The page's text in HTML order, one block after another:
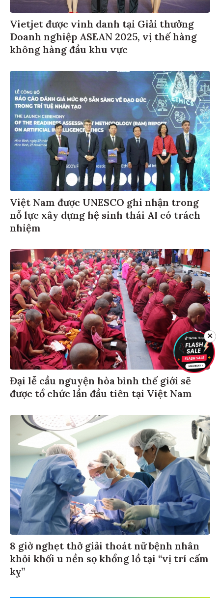
Vietjet được vinh danh tại Giải thưởng
Doanh nghiệp ASEAN 2025, vị thế hàng
không hàng đầu khu vực
Việt Nam được UNESCO ghi nhận trong
nỗ lực xây dựng hệ sinh thái AI có trách
nhiệm
Đại lễ cầu nguyện hòa bình thế giới sẽ
được tổ chức lần đầu tiên tại Việt Nam
8 giờ nghẹt thở giải thoát nữ bệnh nhân
khỏi khối u nền sọ khổng lồ tại “vị trí cấm
kỵ”
✕